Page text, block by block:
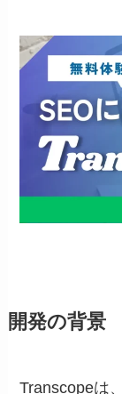
開発の背景
Transcopeは